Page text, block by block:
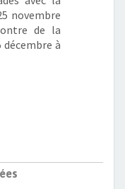
novembre
de la
à